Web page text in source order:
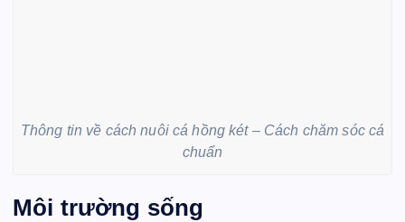
Thông tin về cách nuôi cá hồng két – Cách chăm sóc cá
chuẩn
Môi trường sống